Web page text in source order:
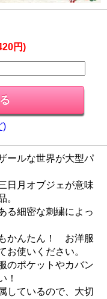
円)
)
ールな世界が大型パ
日月オブジェが意味
。
る細密な刺繍によっ
かんたん！ お洋服
お使いください。
のポケットやカバン
！
しているので、大切